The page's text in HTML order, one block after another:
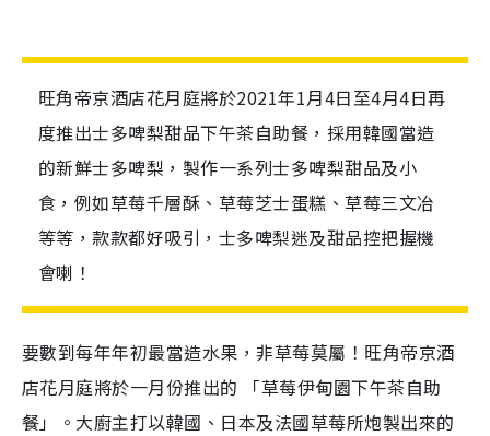
旺角帝京酒店花月庭將於2021年1月4日至4月4日再
度推出士多啤梨甜品下午茶自助餐，採用韓國當造
的新鮮士多啤梨，製作一系列士多啤梨甜品及小
食，例如草莓千層酥、草莓芝士蛋糕、草莓三文冶
等等，款款都好吸引，士多啤梨迷及甜品控把握機
會喇！
要數到每年年初最當造水果，非草莓莫屬！旺角帝京酒
店花月庭將於一月份推出的 「草莓伊甸園下午茶自助
餐」。大廚主打以韓國、日本及法國草莓所炮製出來的